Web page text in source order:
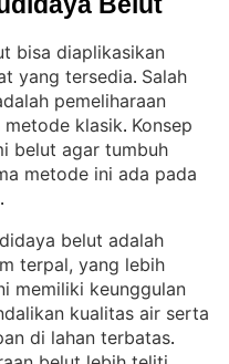
bisa diaplikasikan
yang tersedia. Salah
pemeliharaan
metode klasik. Konsep
belut agar tumbuh
metode ini ada pada
.
belut adalah
terpal, yang lebih
memiliki keunggulan
kualitas air serta
di lahan terbatas